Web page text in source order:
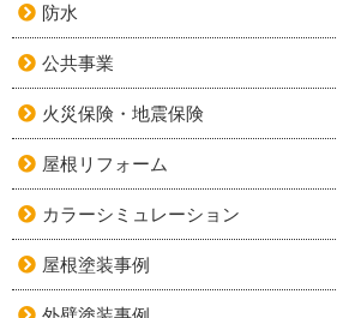
防水
公共事業
火災保険・地震保険
屋根リフォーム
カラーシミュレーション
屋根塗装事例